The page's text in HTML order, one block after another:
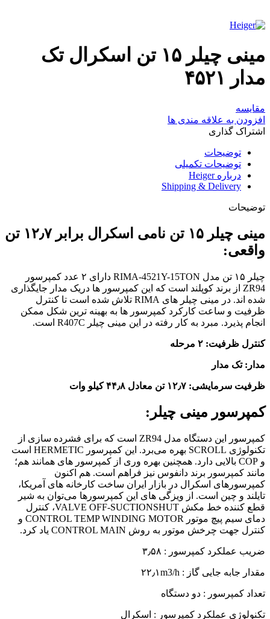
مینی چیلر ۱۵ تن اسکرال تک
مدار ۴۵۲۱
مقایسه
افزودن به علاقه مندی ها
اشتراک گذاری
توضیحات
توضیحات تکمیلی
درباره Heiger
Shipping & Delivery
توضیحات
مینی چیلر ۱۵ تن نامی اسکرال برابر ۱۲٫۷ تن
واقعی:
چیلر ۱۵ تن مدل RIMA-4521Y-15TON دارای ۲ عدد کمپرسور
ZR94 از برند کوپلند است که این کمپرسور ها دریک مدار جایگذاری
شده اند. در مینی چیلر های RIMA تلاش شده است تا کنترل
ظرفیت و ساعت کارکرد کمپرسور ها به بهینه ترین شکل ممکن
انجام پذیرد. مبرد به کار رفته در این مینی چیلر R407C است.
کنترل ظرفیت: ۲ مرحله
مدار: تک مدار
ظرفیت سرمایشی: ۱۲٫۷ تن معادل ۴۴٫۸ کیلو وات
کمپرسور مینی چیلر:
کمپرسور این دستگاه مدل ZR94 است که برای فشرده سازی از
تکنولوژی SCROLL بهره می‌برد. این کمپرسور HERMETIC است
و COP بالایی دارد. همچنین بهره وری از کمپرسور های همانند هم؛
مانند کمپرسور برند دانفوس نیز فراهم است. هم اکنون
کمپرسورهای اسکرال در بازار ایران ساخت کارخانه های آمریکا،
تایلند و چین است. از ویزگی های این کمپرسورها می‌توان به شیر
قطع کننده خط مکش VALVE OFF-SUCTIONSHUT، کنترل
دمای سیم پیچ موتور CONTROL TEMP WINDING MOTOR و
کنترل جهت چرخش موتور به روش CONTROL MAIN یاد کرد.
ضریب عملکرد کمپرسور : ۳٫۵۸
مقدار جابه جایی گاز : ۲۲٫۱m3/h
تعداد کمپرسور : دو دستگاه
تکنولوژی عملکرد کمپرسور : اسکرال